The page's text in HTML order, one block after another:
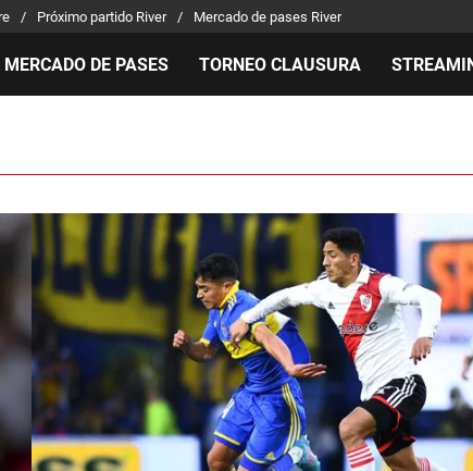
Próximo partido River Mercado de pases River
MERCADO DE PASES TORNEO CLAUSURA
Juanfer Quintero
Chacho Coudet
Ex River
Hinchas
Los goles de River
Entrevistas
Apuesta